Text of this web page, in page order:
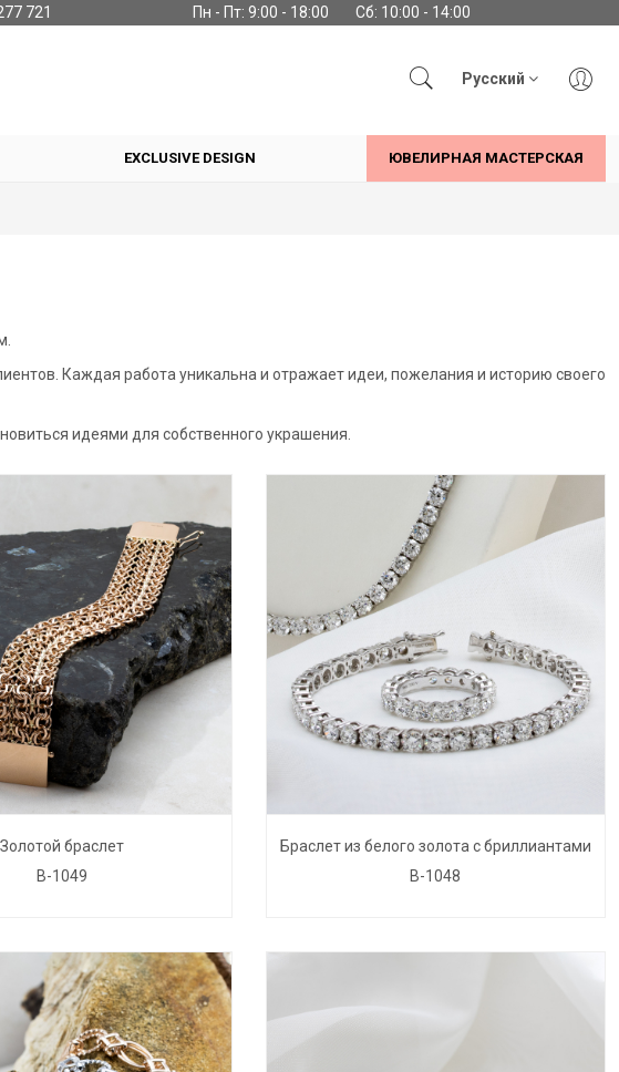
721 Пн - Пт: 9:00 - 18:00 Сб: 10:00 - 14:00
Русский
EXCLUSIVE DESIGN ЮВЕЛИРНАЯ МАСТЕРСКАЯ
Каждая работа уникальна и отражает идеи, пожелания и историю своего
идеями для собственного украшения.
Золотой браслет
B-1049
Браслет из белого золота с бриллиантами
B-1048